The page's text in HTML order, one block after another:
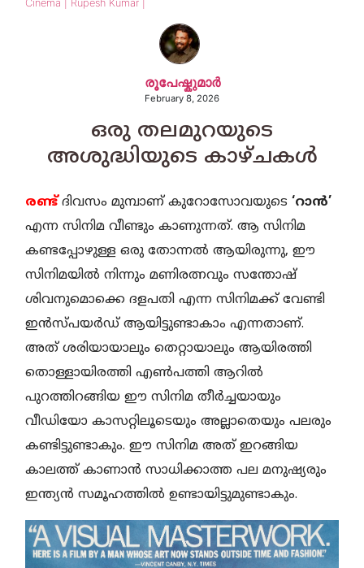
Cinema | Rupesh Kumar |
രൂപേഷ്കുമാര്‍
February 8, 2026
ഒരു തലമുറയുടെ
അശുദ്ധിയുടെ കാഴ്ചകൾ
രണ്ട് ദിവസം മുമ്പാണ് കുറോസോവയുടെ‘റാൻ’
എന്ന സിനിമ വീണ്ടും കാണുന്നത്. ആ സിനിമ
കണ്ടപ്പോഴുള്ള ഒരു തോന്നൽ ആയിരുന്നു, ഈ
സിനിമയിൽ നിന്നും മണിരത്നവും സന്തോഷ്
ശിവനുമൊക്കെ ദളപതി എന്ന സിനിമക്ക് വേണ്ടി
ഇൻസ്പയർഡ് ആയിട്ടുണ്ടാകാം എന്നതാണ്.
അത് ശരിയായാലും തെറ്റായാലും ആയിരത്തി
തൊള്ളായിരത്തി എൺപത്തി ആറിൽ
പുറത്തിറങ്ങിയ ഈ സിനിമ തീർച്ചയായും
വീഡിയോ കാസറ്റിലൂടെയും അല്ലാതെയും പലരും
കണ്ടിട്ടുണ്ടാകും. ഈ സിനിമ അത് ഇറങ്ങിയ
കാലത്ത് കാണാൻ സാധിക്കാത്ത പല മനുഷ്യരും
ഇന്ത്യൻ സമൂഹത്തിൽ ഉണ്ടായിട്ടുമുണ്ടാകും.